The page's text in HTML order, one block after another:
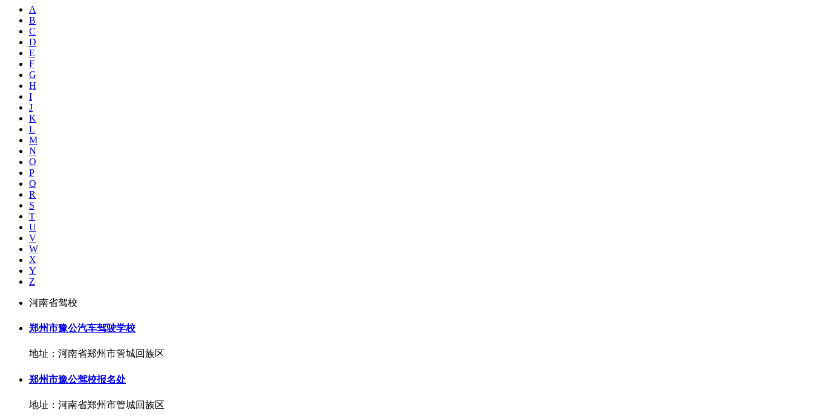
A
B
C
D
E
F
G
H
I
J
K
L
M
N
O
P
Q
R
S
T
U
V
W
X
Y
Z
河南省驾校
郑州市豫公汽车驾驶学校
地址：河南省郑州市管城回族区
郑州市豫公驾校报名处
地址：河南省郑州市管城回族区